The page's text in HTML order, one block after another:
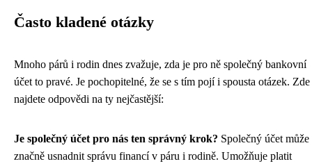
Často kladené otázky
Mnoho párů i rodin dnes zvažuje, zda je pro ně společný bankovní
účet to pravé. Je pochopitelné, že se s tím pojí i spousta otázek. Zde
najdete odpovědi na ty nejčastější:
Je společný účet pro nás ten správný krok? Společný účet může
značně usnadnit správu financí v páru i rodině. Umožňuje platit